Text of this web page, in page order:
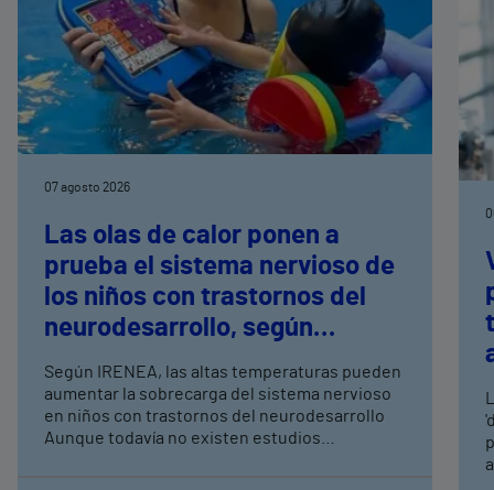
07 agosto 2026
Las olas de calor ponen a
prueba el sistema nervioso de
los niños con trastornos del
neurodesarrollo, según
neurorrehabilitación
pediátrica de Vithas
Según IRENEA, las altas temperaturas pueden
aumentar la sobrecarga del sistema nervioso
en niños con trastornos del neurodesarrollo
Aunque todavía no existen estudios